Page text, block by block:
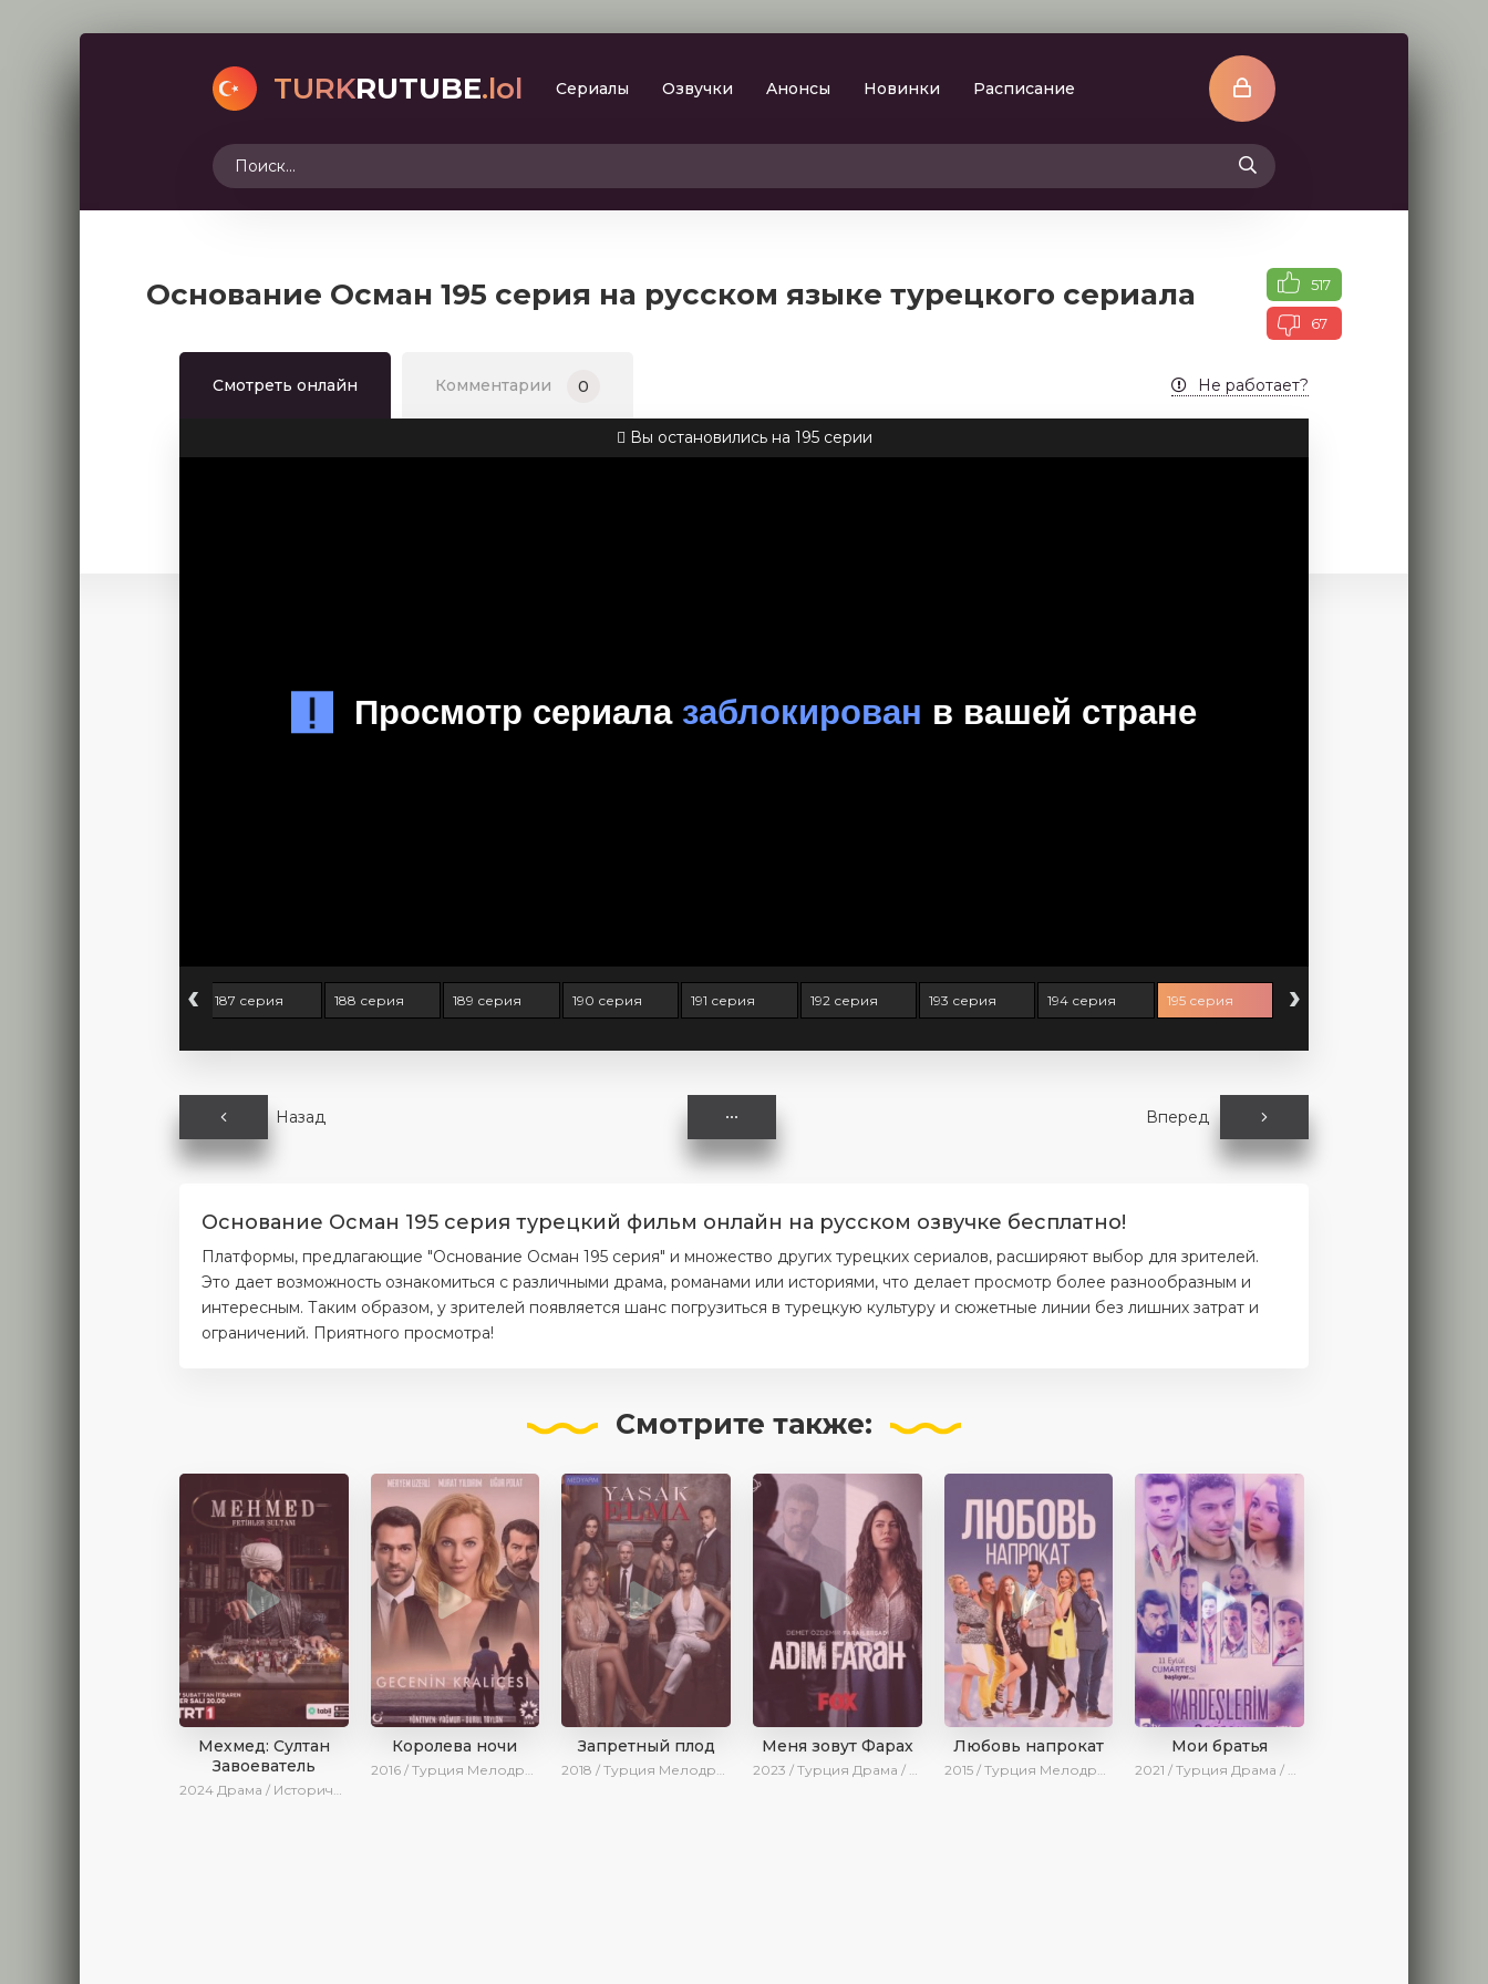
TURKRUTUBE.lol Сериалы
Детектив
Боевик
Oзвучки
AveTurk
Aнoнcы Новинки Расписание
Основание Осман 195 серия на русском языке турецкого сериала 517
67
Смотреть онлайн Комментарии 0 Не работает?
Вы остановились на 195 серии
‹ 187 серия 188 серия 189 серия 190 серия 191 серия 192 серия 193 серия 194 серия 195 серия ›
Назад Вперед
Основание Осман 195 серия турецкий фильм онлайн на русском озвучке бесплатно!
Платформы, предлагающие "Основание Осман 195 серия" и множество других турецких сериалов, расширяют выбор для зрителей.
Это дает возможность ознакомиться с различными драма, романами или историями, что делает просмотр более разнообразным и
интересным. Таким образом, у зрителей появляется шанс погрузиться в турецкую культуру и сюжетные линии без лишних затрат и
ограничений. Приятного просмотра!
Смотрите также:
Мехмед: Султан
Завоеватель
2024 Драма / Исторический / Военный / AlisaDirilis / Сериалы 2024
Королева ночи
2016 / Турция Мелодрама / Драма / Боевик / Turok1990
Запретный плод
2018 / Турция Мелодрама / Драма / SesDizi
Меня зовут Фарах
2023 / Турция Драма / Детектив / Криминал / SesDizi / Ирина Котова / AveTurk
Любовь напрокат
2015 / Турция Мелодрама / Комедия / Ирина Котова
Мои братья
2021 / Турция Драма / SesDizi